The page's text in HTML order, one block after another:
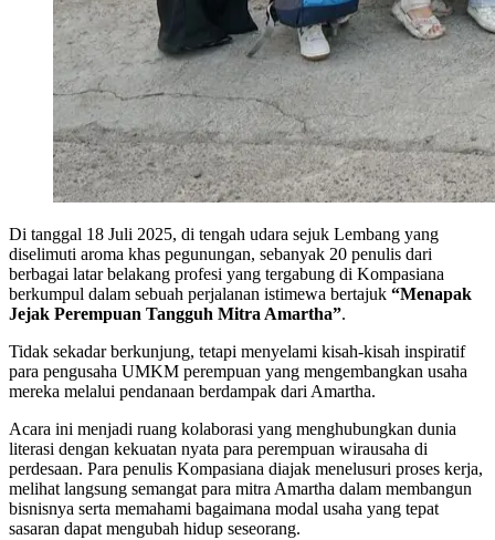
Di tanggal 18 Juli 2025, di tengah udara sejuk Lembang yang
diselimuti aroma khas pegunungan, sebanyak 20 penulis dari
berbagai latar belakang profesi yang tergabung di Kompasiana
berkumpul dalam sebuah perjalanan istimewa bertajuk “Menapak
Jejak Perempuan Tangguh Mitra Amartha”.
Tidak sekadar berkunjung, tetapi menyelami kisah-kisah inspiratif
para pengusaha UMKM perempuan yang mengembangkan usaha
mereka melalui pendanaan berdampak dari Amartha.
Acara ini menjadi ruang kolaborasi yang menghubungkan dunia
literasi dengan kekuatan nyata para perempuan wirausaha di
perdesaan. Para penulis Kompasiana diajak menelusuri proses kerja,
melihat langsung semangat para mitra Amartha dalam membangun
bisnisnya serta memahami bagaimana modal usaha yang tepat
sasaran dapat mengubah hidup seseorang.